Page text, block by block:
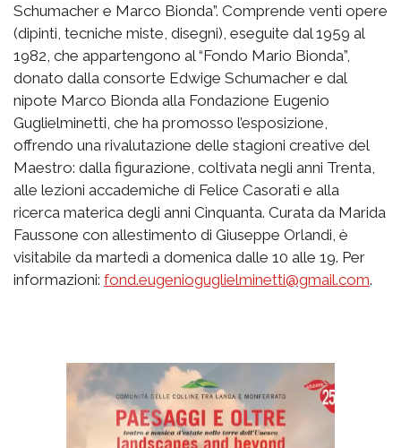
Schumacher e Marco Bionda”. Comprende venti opere
(dipinti, tecniche miste, disegni), eseguite dal 1959 al
1982, che appartengono al “Fondo Mario Bionda”,
donato dalla consorte Edwige Schumacher e dal
nipote Marco Bionda alla Fondazione Eugenio
Guglielminetti, che ha promosso l’esposizione,
offrendo una rivalutazione delle stagioni creative del
Maestro: dalla figurazione, coltivata negli anni Trenta,
alle lezioni accademiche di Felice Casorati e alla
ricerca materica degli anni Cinquanta. Curata da Marida
Faussone con allestimento di Giuseppe Orlandi, è
visitabile da martedì a domenica dalle 10 alle 19. Per
informazioni: fond.eugenioguglielminetti@gmail.com.